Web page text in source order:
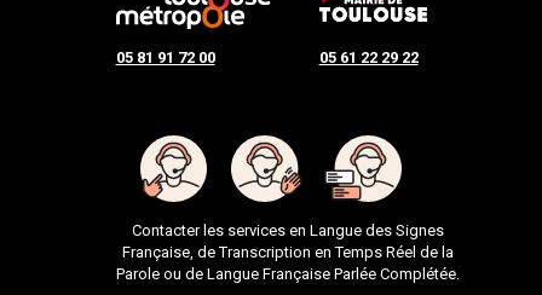
05 81 91 72 00 05 61 22 29 22
Contacter les services en Langue des Signes
Française, de Transcription en Temps Réel de la
Parole ou de Langue Française Parlée Complétée.